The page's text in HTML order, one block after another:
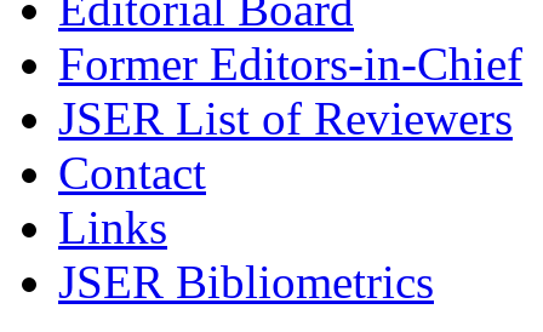
Former Editors-in-Chief
JSER List of Reviewers
Contact
Links
JSER Bibliometrics